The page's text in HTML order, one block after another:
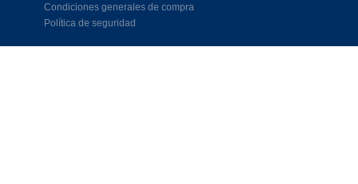
Condiciones generales de compra
Política de seguridad